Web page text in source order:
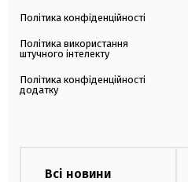
Політика конфіденційності
Політика використання
штучного інтелекту
Політика конфіденційності
додатку
Всі новини